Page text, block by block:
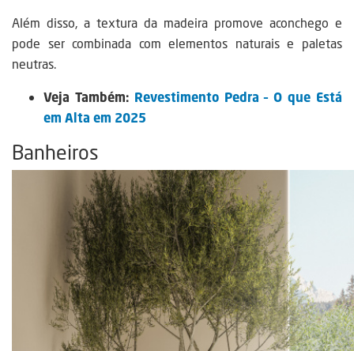
Além disso, a textura da madeira promove aconchego e
pode ser combinada com elementos naturais e paletas
neutras.
Veja Também: Revestimento Pedra – O que Está
em Alta em 2025
Banheiros